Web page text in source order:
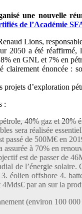
une nouvelle
de l’Académie
Lions,
2050 a été réaffirmé,
en GNL et 7% en
clairement énoncée :
projets d’exploration
:
40% gaz et 20%
sera réalisée
passé de 500M€ en
assurée à 70% en
est de passer de
de l’énergie
éolien offshore 4.
par an sur la
(environ 100